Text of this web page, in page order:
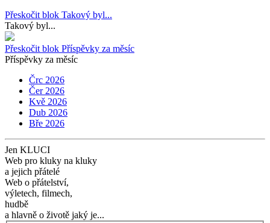
Přeskočit blok Takový byl...
Takový byl...
Přeskočit blok Příspěvky za měsíc
Příspěvky za měsíc
Črc 2026
Čer 2026
Kvě 2026
Dub 2026
Bře 2026
Jen KLUCI
Web pro kluky na kluky
a jejich přátelé
Web o přátelství,
výletech, filmech,
hudbě
a hlavně o životě jaký je...